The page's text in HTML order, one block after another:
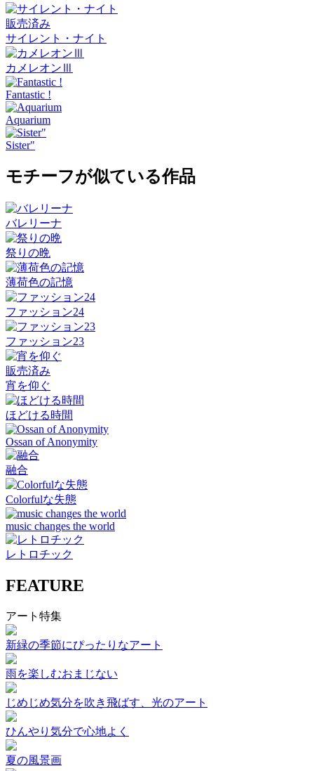
販売済み
サイレント・ナイト
カメレオンⅢ
Fantastic !
Aquarium
Sister"
モチーフが似ている作品
バレリーナ
祭りの晩
薄荷色の記憶
ファッション24
ファッション23
販売済み
宵を仰ぐ
ほどける時間
Ossan of Anonymity
融合
Colorfulな失態
music changes the world
レトロチック
FEATURE
アート特集
新緑の季節にぴったりなアート
雨を楽しむおまじない
じめじめ気分を吹き飛ばす、光のアート
ひんやり気分で心地よく
夏の風景画